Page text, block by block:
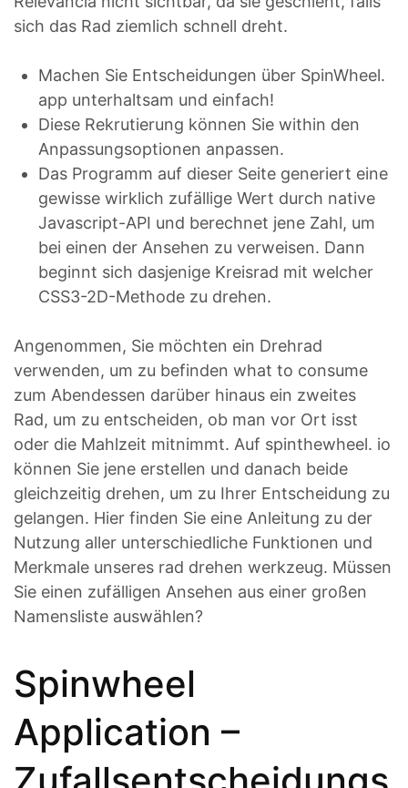
sich das Rad ziemlich schnell dreht.
Machen Sie Entscheidungen über SpinWheel.
app unterhaltsam und einfach!
Diese Rekrutierung können Sie within den
Anpassungsoptionen anpassen.
Das Programm auf dieser Seite generiert eine
gewisse wirklich zufällige Wert durch native
Javascript-API und berechnet jene Zahl, um
bei einen der Ansehen zu verweisen. Dann
beginnt sich dasjenige Kreisrad mit welcher
CSS3-2D-Methode zu drehen.
Angenommen, Sie möchten ein Drehrad
verwenden, um zu befinden what to consume
zum Abendessen darüber hinaus ein zweites
Rad, um zu entscheiden, ob man vor Ort isst
oder die Mahlzeit mitnimmt. Auf spinthewheel. io
können Sie jene erstellen und danach beide
gleichzeitig drehen, um zu Ihrer Entscheidung zu
gelangen. Hier finden Sie eine Anleitung zu der
Nutzung aller unterschiedliche Funktionen und
Merkmale unseres rad drehen werkzeug. Müssen
Sie einen zufälligen Ansehen aus einer großen
Namensliste auswählen?
Spinwheel
Application –